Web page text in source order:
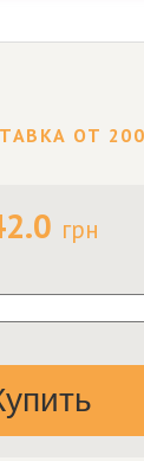
ОТ
грн